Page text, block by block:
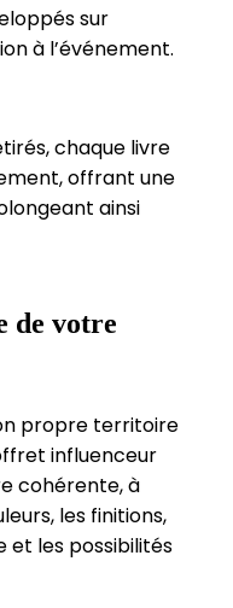
sur
à l’événement.
chaque livre
offrant une
ainsi
de votre
propre territoire
influenceur
cohérente, à
les finitions,
et les possibilités